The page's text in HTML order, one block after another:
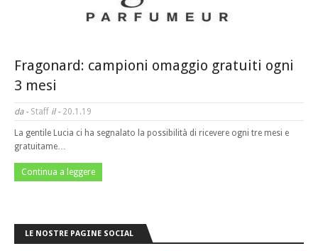
Fragonard: campioni omaggio gratuiti ogni
3 mesi
da - Staff il - 20.1.19
La gentile Lucia ci ha segnalato la possibilità di ricevere ogni tre mesi e
gratuitame…
Continua a leggere
LE NOSTRE PAGINE SOCIAL